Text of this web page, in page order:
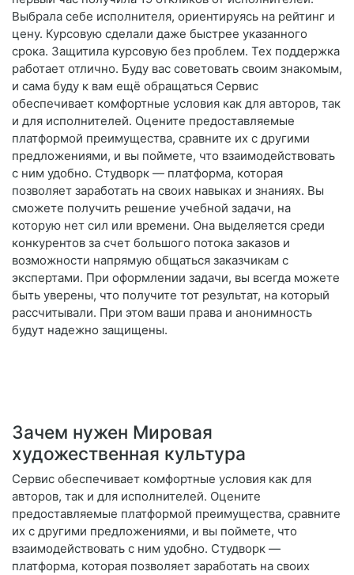
Выбрала себе исполнителя, ориентируясь на рейтинг и
цену. Курсовую сделали даже быстрее указанного
срока. Защитила курсовую без проблем. Тех поддержка
работает отлично. Буду вас советовать своим знакомым,
и сама буду к вам ещё обращаться Сервис
обеспечивает комфортные условия как для авторов, так
и для исполнителей. Оцените предоставляемые
платформой преимущества, сравните их с другими
предложениями, и вы поймете, что взаимодействовать
с ним удобно. Студворк — платформа, которая
позволяет заработать на своих навыках и знаниях. Вы
сможете получить решение учебной задачи, на
которую нет сил или времени. Она выделяется среди
конкурентов за счет большого потока заказов и
возможности напрямую общаться заказчикам с
экспертами. При оформлении задачи, вы всегда можете
быть уверены, что получите тот результат, на который
рассчитывали. При этом ваши права и анонимность
будут надежно защищены.
Зачем нужен Мировая
художественная культура
Сервис обеспечивает комфортные условия как для
авторов, так и для исполнителей. Оцените
предоставляемые платформой преимущества, сравните
их с другими предложениями, и вы поймете, что
взаимодействовать с ним удобно. Студворк —
платформа, которая позволяет заработать на своих